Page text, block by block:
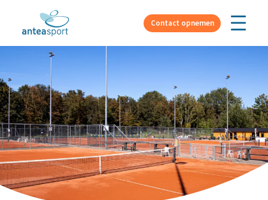
Contact opnemen